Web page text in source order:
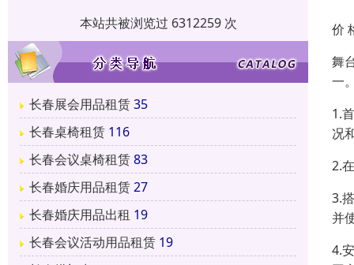
本站共被浏览过 6312259 次
长春展会用品租赁35
长春桌椅租赁 116
长春会议桌椅租赁83
长春婚庆用品租赁27
长春婚庆用品出租 19
长春会议活动用品租赁 19
价
舞
一
1.
况
2.
3.
并
4.